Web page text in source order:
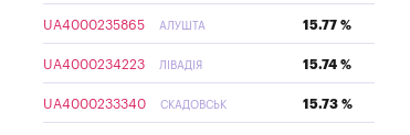
UA4000235865 АЛУШТА 15.77 %
UA4000234223 ЛІВАДІЯ 15.74 %
UA4000233340 СКАДОВСЬК 15.73 %